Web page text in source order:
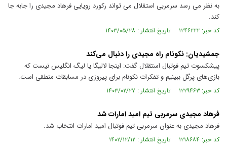
به نظر می رسد سرمربی استقلال می تواند رکورد رویایی فرهاد مجیدی را جابه جا
کند.
کد خبر: ۱۲۴۶۲۲۲ تاریخ انتشار : ۱۴۰۳/۰۵/۲۸
جمشیدیان: نکونام راه مجیدی را دنبال می‌کند
پیشکسوت تیم فوتبال استقلال گفت: اینجا لالیگا یا لیگ انگلیس نیست که
بازی‌های پرگل ببینیم و تفکرات نکونام برای پیروزی در مسابقات منطقی است.
کد خبر: ۱۲۲۹۴۶۳ تاریخ انتشار : ۱۴۰۳/۰۲/۲۷
فرهاد مجیدی سرمربی تیم امید امارات شد
فرهاد مجیدی به عنوان سرمربی تیم فوتبال امید امارات انتخاب شد.
کد خبر: ۱۲۱۸۶۸۴ تاریخ انتشار : ۱۴۰۲/۱۲/۱۲